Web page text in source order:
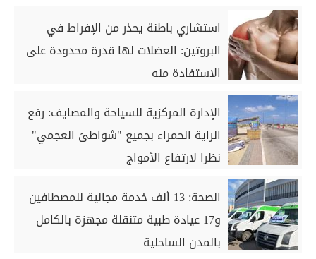
استشاري باطنة يحذر من الإفراط في
البروتين: العضلات لها قدرة محدودة على
الاستفادة منه
الإدارة المركزية للسياحة والمصايف: رفع
الراية الحمراء بجميع "شواطئ العجمي"
نظرا لارتفاع الأمواج
الصحة: 13 ألف خدمة مجانية للمصطافين
و17 عيادة طبية متنقلة مجهزة بالكامل
بالمدن الساحلية